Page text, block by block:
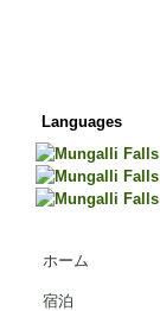
Languages
ホーム
宿泊